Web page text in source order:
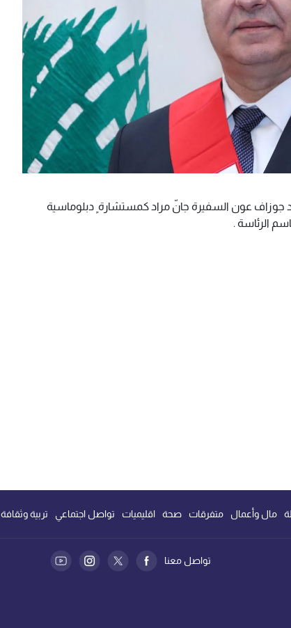
جوزاف عون‬⁩ السفيرة جانّ مراد كمستشارة ٍ دبلوماسية
الرئاسة .
مال وأعمال متفرقات صحة اقليميات تواصل اجتماعي تربية وثقافة
تواصل معنا